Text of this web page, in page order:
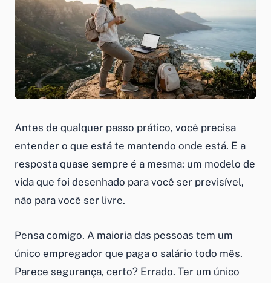
Antes de qualquer passo prático, você precisa
entender o que está te mantendo onde está. E a
resposta quase sempre é a mesma: um modelo de
vida que foi desenhado para você ser previsível,
não para você ser livre.
Pensa comigo. A maioria das pessoas tem um
único empregador que paga o salário todo mês.
Parece segurança, certo? Errado. Ter um único